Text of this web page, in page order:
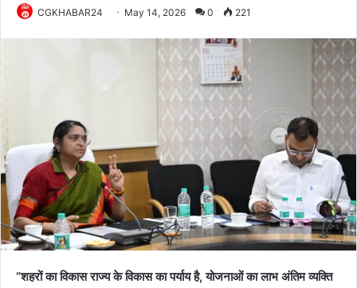
CGKHABAR24 May 14, 2026 0 221
“शहरों का विकास राज्य के विकास का पर्याय है, योजनाओं का लाभ अंतिम व्यक्ति